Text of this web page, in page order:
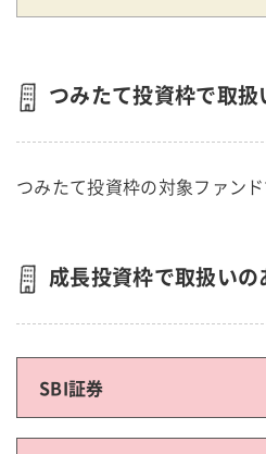
つみたて投資枠で取
つみたて投資枠の対象ファン
成長投資枠で取扱い
SBI証券